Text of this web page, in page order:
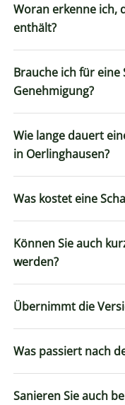
Woran erkenne ich,
enthält?
Brauche ich für
Genehmigung?
Wie lange dauert
in Oerlinghausen?
Was kostet eine
Können Sie auch
werden?
Übernimmt die
Was passiert nach
Sanieren Sie auch